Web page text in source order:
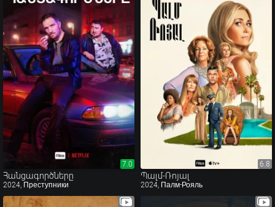
7.0
7.0
Հանցագործները
2024, Преступники
6.8
6.8
Պալմ-Ռոյալ
2024, Палм-Рояль